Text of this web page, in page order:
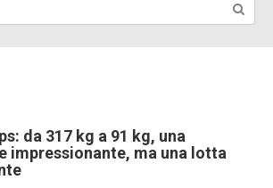
da 317 kg a 91 kg, una
impressionante, ma una lotta